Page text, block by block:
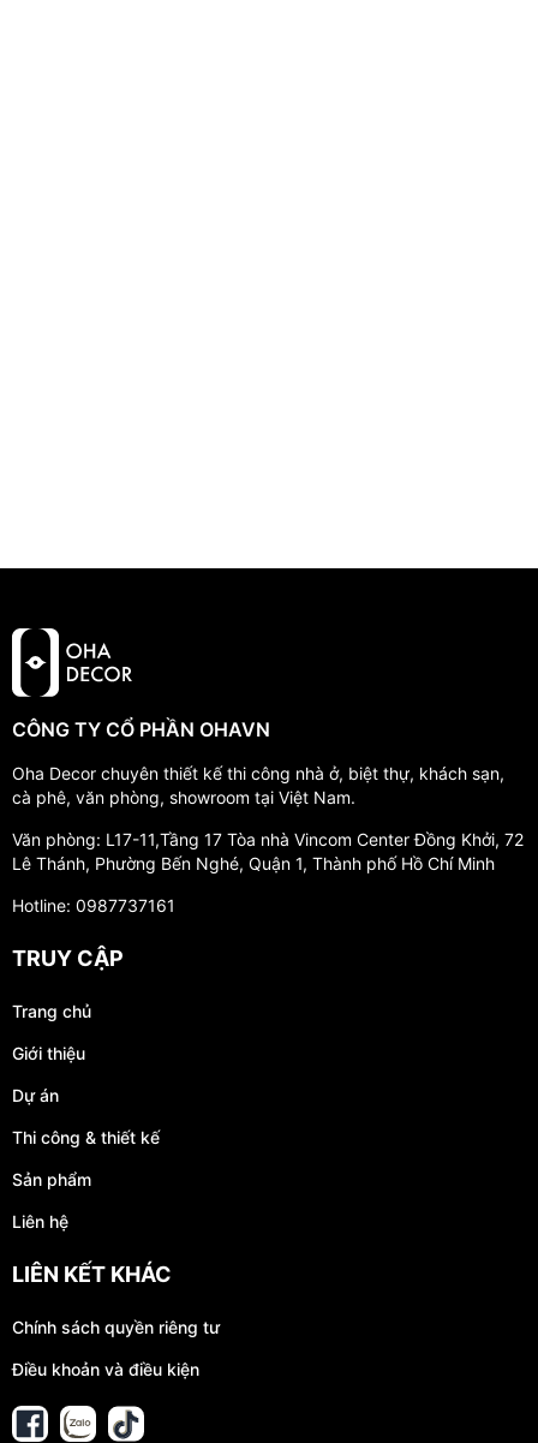
CÔNG TY CỔ PHẦN OHAVN
Oha Decor chuyên thiết kế thi công nhà ở, biệt thự, khách sạn,
cà phê, văn phòng, showroom tại Việt Nam.
Văn phòng: L17-11,Tầng 17 Tòa nhà Vincom Center Đồng Khởi, 72
Lê Thánh, Phường Bến Nghé, Quận 1, Thành phố Hồ Chí Minh
Hotline: 0987737161
TRUY CẬP
Trang chủ
Giới thiệu
Dự án
Thi công & thiết kế
Sản phẩm
Liên hệ
LIÊN KẾT KHÁC
Chính sách quyền riêng tư
Điều khoản và điều kiện